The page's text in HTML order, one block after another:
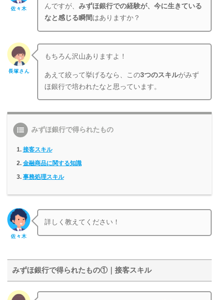
佐々木
んですが、みずほ銀行での経験が、今に生きている
なと感じる瞬間 はありますか？
長塚さん
もちろん沢山ありますよ！
あえて絞って挙げるなら、この3つのスキルがみず
ほ銀行で培われたなと思っています。
みずほ銀行で得られたもの
接客スキル
金融商品に関する知識
事務処理スキル
佐々木
詳しく教えてください！
みずほ銀行で得られたもの①｜接客スキル